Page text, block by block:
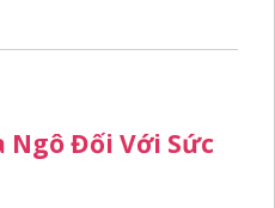
Ngô Đối Với Sức